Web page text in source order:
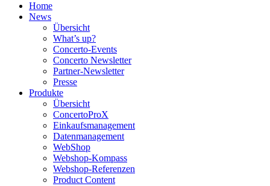
Home
News
Übersicht
What’s up?
Concerto-Events
Concerto Newsletter
Partner-Newsletter
Presse
Produkte
Übersicht
ConcertoProX
Einkaufsmanagement
Datenmanagement
WebShop
Webshop-Kompass
Webshop-Referenzen
Product Content